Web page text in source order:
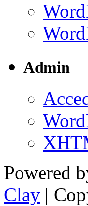
Admin
Powered
Clay |